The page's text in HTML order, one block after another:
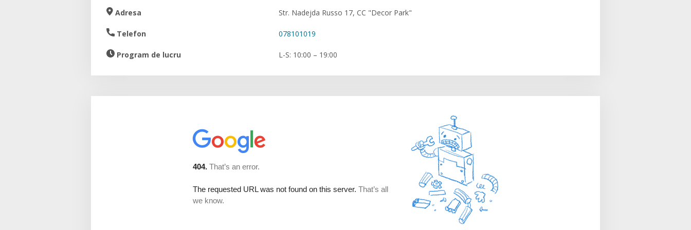
Adresa Str. Nadejda Russo 17, CC "Decor Park"
Telefon 078101019
Program de lucru L-S: 10:00 – 19:00